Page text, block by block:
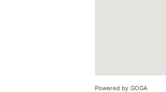
Powered by GOGA